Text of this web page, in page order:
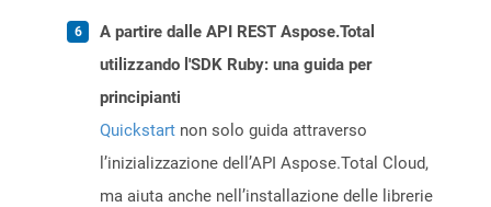
A partire dalle API REST Aspose.Total
utilizzando l'SDK Ruby: una guida per
principianti
Quickstart non solo guida attraverso
l’inizializzazione dell’API Aspose.Total Cloud,
ma aiuta anche nell’installazione delle librerie